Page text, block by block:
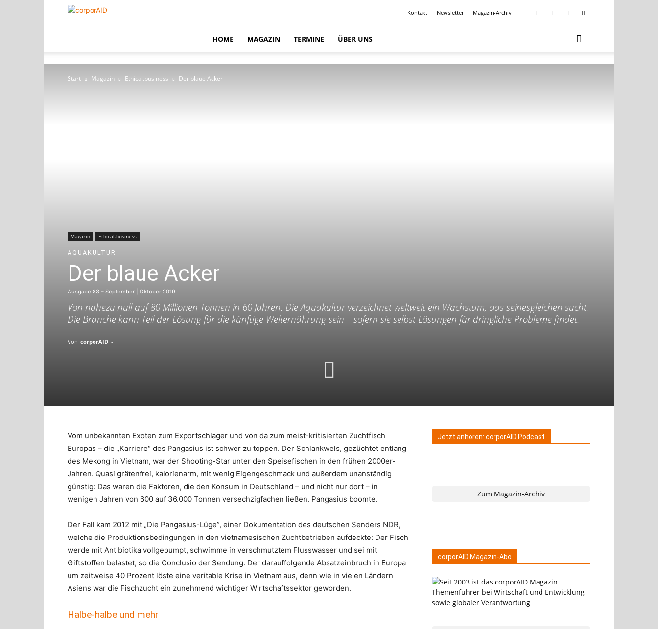
corporAID
Kontakt Newsletter Magazin-Archiv
HOME MAGAZIN TERMINE ÜBER UNS
Start Magazin Ethical.business Der blaue Acker
Magazin Ethical.business
AQUAKULTUR
Der blaue Acker
Ausgabe 83 – September | Oktober 2019
Von nahezu null auf 80 Millionen Tonnen in 60 Jahren: Die Aquakultur verzeichnet weltweit ein Wachstum, das seinesgleichen sucht.
Die Branche kann Teil der Lösung für die künftige Welternährung sein – sofern sie selbst Lösungen für dringliche Probleme findet.
Von corporAID -
Vom unbekannten Exoten zum Exportschlager und von da zum meist-kritisierten Zuchtfisch
Europas – die „Karriere“ des Pangasius ist schwer zu toppen. Der Schlankwels, gezüchtet entlang
des Mekong in Vietnam, war der Shooting-Star unter den Speisefischen in den frühen 2000er-
Jahren. Quasi grätenfrei, kalorienarm, mit wenig Eigengeschmack und außerdem unanständig
günstig: Das waren die Faktoren, die den Konsum in Deutschland – und nicht nur dort – in
wenigen Jahren von 600 auf 36.000 Tonnen versechzigfachen ließen. Pangasius boomte.
Der Fall kam 2012 mit „Die Pangasius-Lüge”, einer Dokumentation des deutschen Senders NDR,
welche die Produktionsbedingungen in den vietnamesischen Zuchtbetrieben aufdeckte: Der Fisch
werde mit Antibiotika vollgepumpt, schwimme in verschmutztem Flusswasser und sei mit
Giftstoffen belastet, so die Conclusio der Sendung. Der darauffolgende Absatzeinbruch in Europa
um zeitweise 40 Prozent löste eine veritable Krise in Vietnam aus, denn wie in vielen Ländern
Asiens war die Fischzucht ein zunehmend wichtiger Wirtschaftssektor geworden.
Halbe-halbe und mehr
Jetzt anhören: corporAID Podcast
Zum Magazin-Archiv
corporAID Magazin-Abo